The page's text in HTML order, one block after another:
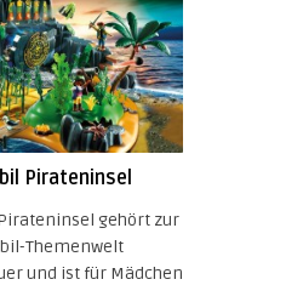
Pirateninsel
gehört zur
Themenwelt
und ist für Mädchen